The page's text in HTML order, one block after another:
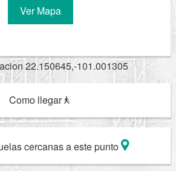
Ver Mapa
22.150645,-101.001305
Como llegar
cercanas a este punto